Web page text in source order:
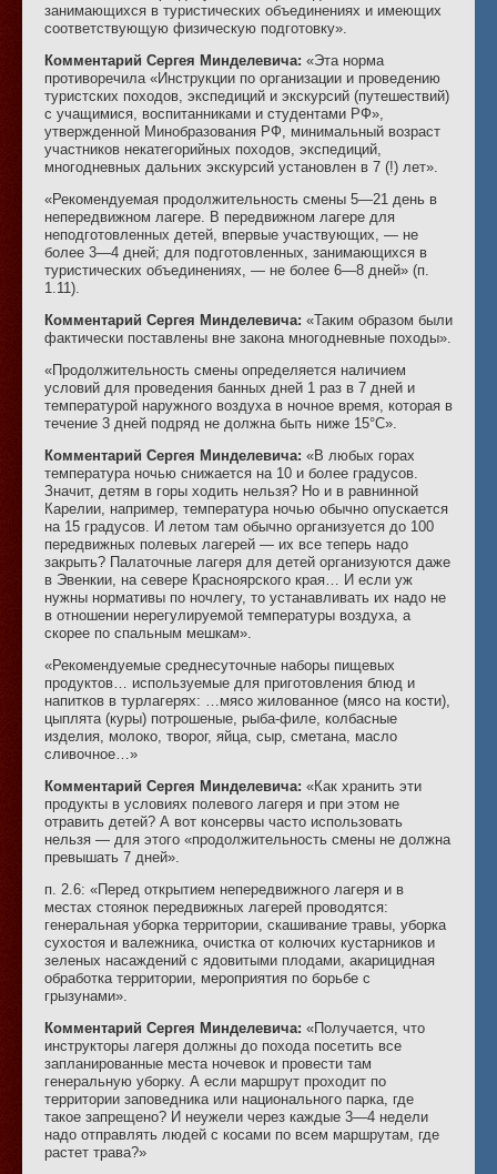
занимающихся в туристических объединениях и имеющих
соответствующую физическую подготовку».
Комментарий Сергея Минделевича: «Эта норма
противоречила «Инструкции по организации и проведению
туристских походов, экспедиций и экскурсий (путешествий)
с учащимися, воспитанниками и студентами РФ»,
утвержденной Минобразования РФ, минимальный возраст
участников некатегорийных походов, экспедиций,
многодневных дальних экскурсий установлен в 7 (!) лет».
«Рекомендуемая продолжительность смены 5—21 день в
непередвижном лагере. В передвижном лагере для
неподготовленных детей, впервые участвующих, — не
более 3—4 дней; для подготовленных, занимающихся в
туристических объединениях, — не более 6—8 дней» (п.
1.11).
Комментарий Сергея Минделевича: «Таким образом были
фактически поставлены вне закона многодневные походы».
«Продолжительность смены определяется наличием
условий для проведения банных дней 1 раз в 7 дней и
температурой наружного воздуха в ночное время, которая в
течение 3 дней подряд не должна быть ниже 15°С».
Комментарий Сергея Минделевича: «В любых горах
температура ночью снижается на 10 и более градусов.
Значит, детям в горы ходить нельзя? Но и в равнинной
Карелии, например, температура ночью обычно опускается
на 15 градусов. И летом там обычно организуется до 100
передвижных полевых лагерей — их все теперь надо
закрыть? Палаточные лагеря для детей организуются даже
в Эвенкии, на севере Красноярского края… И если уж
нужны нормативы по ночлегу, то устанавливать их надо не
в отношении нерегулируемой температуры воздуха, а
скорее по спальным мешкам».
«Рекомендуемые среднесуточные наборы пищевых
продуктов… используемые для приготовления блюд и
напитков в турлагерях: …мясо жилованное (мясо на кости),
цыплята (куры) потрошеные, рыба-филе, колбасные
изделия, молоко, творог, яйца, сыр, сметана, масло
сливочное…»
Комментарий Сергея Минделевича: «Как хранить эти
продукты в условиях полевого лагеря и при этом не
отравить детей? А вот консервы часто использовать
нельзя — для этого «продолжительность смены не должна
превышать 7 дней».
п. 2.6: «Перед открытием непередвижного лагеря и в
местах стоянок передвижных лагерей проводятся:
генеральная уборка территории, скашивание травы, уборка
сухостоя и валежника, очистка от колючих кустарников и
зеленых насаждений с ядовитыми плодами, акарицидная
обработка территории, мероприятия по борьбе с
грызунами».
Комментарий Сергея Минделевича: «Получается, что
инструкторы лагеря должны до похода посетить все
запланированные места ночевок и провести там
генеральную уборку. А если маршрут проходит по
территории заповедника или национального парка, где
такое запрещено? И неужели через каждые 3—4 недели
надо отправлять людей с косами по всем маршрутам, где
растет трава?»